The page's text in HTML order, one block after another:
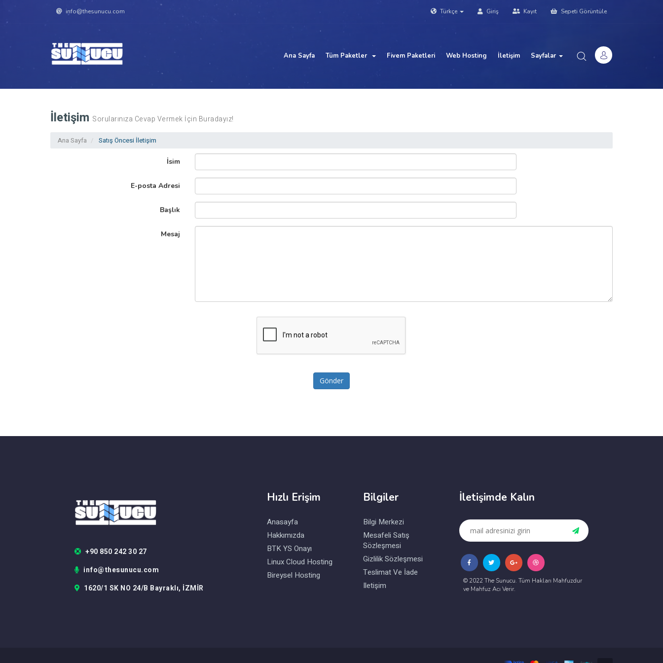
info@thesunucu.com Türkçe Giriş Kayıt Sepeti Görüntüle
Ana Sayfa Tüm Paketler Fivem Paketleri Web Hosting İletişim Sayfalar
İletişim Sorularınıza Cevap Vermek İçin Buradayız!
Ana Sayfa Satış Öncesi İletişim
İsim
E-posta Adresi
Başlık
Mesaj
Gönder
+90 850 242 30 27
info@thesunucu.com
1620/1 SK NO 24/B Bayraklı, İZMİR
Hızlı Erişim
Anasayfa
Hakkımızda
BTK YS Onayı
Linux Cloud Hosting
Bireysel Hosting
Bilgiler
Bilgi Merkezi
Mesafeli Satış
Sözleşmesi
Gizlilik Sözleşmesi
Teslimat Ve İade
Iletişim
İletişimde Kalın
© 2022 The Sunucu. Tüm Hakları Mahfuzdur
ve Mahfuz Acı Verir.